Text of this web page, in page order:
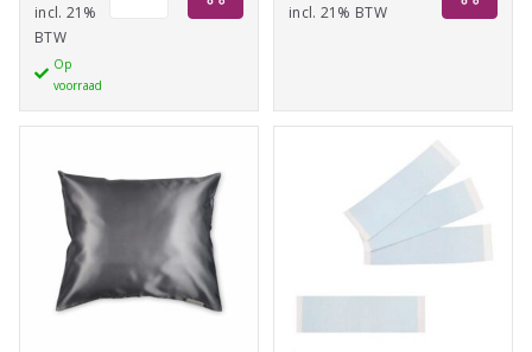
incl. 21%
BTW
Op
voorraad
prijs
prijs
incl. 21% BTW